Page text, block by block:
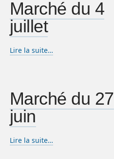
Marché du 4
juillet
Lire la suite…
Marché du 27
juin
Lire la suite…